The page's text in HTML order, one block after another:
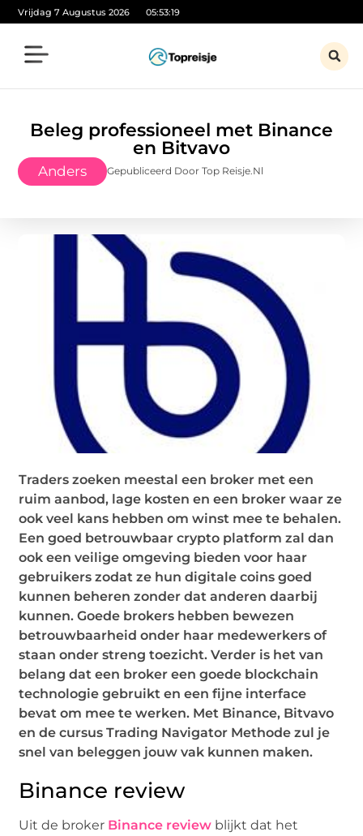
Vrijdag 7 Augustus 2026 05:53:20
Beleg professioneel met Binance
en Bitvavo
Anders Gepubliceerd Door Top Reisje.nl
Traders zoeken meestal een broker met een
ruim aanbod, lage kosten en een broker waar ze
ook veel kans hebben om winst mee te behalen.
Een goed betrouwbaar crypto platform zal dan
ook een veilige omgeving bieden voor haar
gebruikers zodat ze hun digitale coins goed
kunnen beheren zonder dat anderen daarbij
kunnen. Goede brokers hebben bewezen
betrouwbaarheid onder haar medewerkers of
staan onder streng toezicht. Verder is het van
belang dat een broker een goede blockchain
technologie gebruikt en een fijne interface
bevat om mee te werken. Met Binance, Bitvavo
en de cursus Trading Navigator Methode zul je
snel van beleggen jouw vak kunnen maken.
Binance review
Uit de broker Binance review blijkt dat het